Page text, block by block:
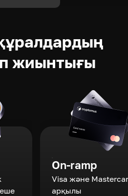
жиынтығы
On-ramp
Visa және
арқылы